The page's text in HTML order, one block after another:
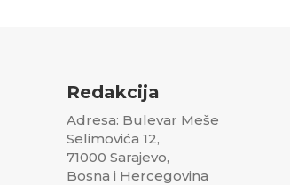
Redakcija
Adresa: Bulevar Meše
Selimovića 12,
71000 Sarajevo,
Bosna i Hercegovina